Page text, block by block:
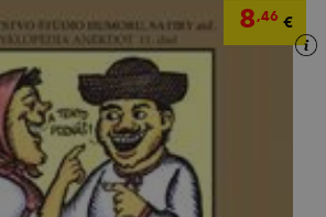
8,46 €